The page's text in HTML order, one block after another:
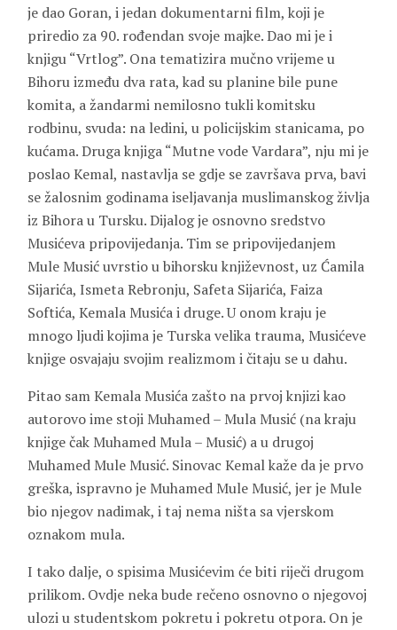
je dao Goran, i jedan dokumentarni film, koji je
priredio za 90. rođendan svoje majke. Dao mi je i
knjigu “Vrtlog”. Ona tematizira mučno vrijeme u
Bihoru između dva rata, kad su planine bile pune
komita, a žandarmi nemilosno tukli komitsku
rodbinu, svuda: na ledini, u policijskim stanicama, po
kućama. Druga knjiga “Mutne vode Vardara”, nju mi je
poslao Kemal, nastavlja se gdje se završava prva, bavi
se žalosnim godinama iseljavanja muslimanskog življa
iz Bihora u Tursku. Dijalog je osnovno sredstvo
Musićeva pripovijedanja. Tim se pripovijedanjem
Mule Musić uvrstio u bihorsku književnost, uz Ćamila
Sijarića, Ismeta Rebronju, Safeta Sijarića, Faiza
Softića, Kemala Musića i druge. U onom kraju je
mnogo ljudi kojima je Turska velika trauma, Musićeve
knjige osvajaju svojim realizmom i čitaju se u dahu.
Pitao sam Kemala Musića zašto na prvoj knjizi kao
autorovo ime stoji Muhamed – Mula Musić (na kraju
knjige čak Muhamed Mula – Musić) a u drugoj
Muhamed Mule Musić. Sinovac Kemal kaže da je prvo
greška, ispravno je Muhamed Mule Musić, jer je Mule
bio njegov nadimak, i taj nema ništa sa vjerskom
oznakom mula.
I tako dalje, o spisima Musićevim će biti riječi drugom
prilikom. Ovdje neka bude rečeno osnovno o njegovoj
ulozi u studentskom pokretu i pokretu otpora. On je